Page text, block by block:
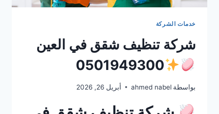
خدمات الشركة
شركة تنظيف شقق في العين
0501949300
بواسطة ahmed nabel أبريل 26, 2026